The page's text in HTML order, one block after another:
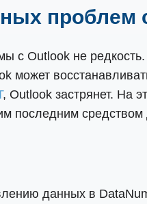
проблем
с Outlook не
может
, Outlook застрянет. На
последним
данных в